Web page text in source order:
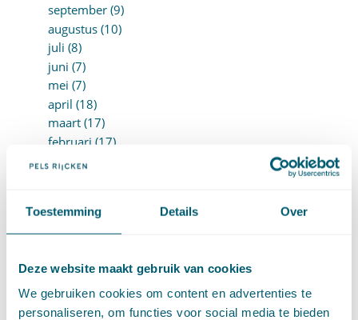
Toestemming Details Over
Deze website maakt gebruik van cookies
We gebruiken cookies om content en advertenties te
personaliseren, om functies voor social media te bieden
september (9)
augustus (10)
juli (8)
juni (7)
mei (7)
april (18)
maart (17)
februari (17)
januari (18)
november (16)
oktober (17)
augustus (9)
juli (19)
juni (21)